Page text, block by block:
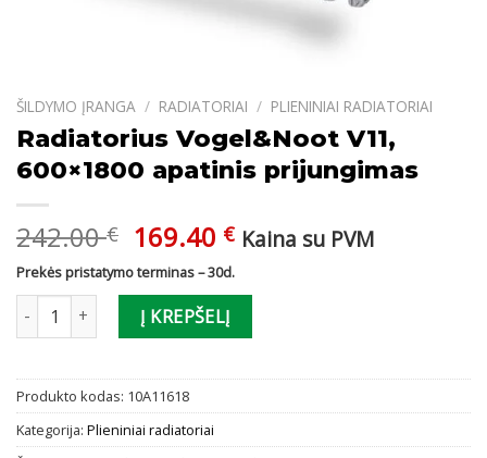
ŠILDYMO ĮRANGA / RADIATORIAI / PLIENINIAI RADIATORIAI
Radiatorius Vogel&Noot V11,
600×1800 apatinis prijungimas
242.00€ Original
price
was:
242.00 €.
169.40 €Current
is:
Kaina su PVM
Prekės pristatymo terminas – 30d.
produkto kiekis: Radiatorius Vogel&Noot V11, 600x1800
Į KREPŠELĮ
Produkto kodas: 10A11618
Kategorija: Plieniniai radiatoriai